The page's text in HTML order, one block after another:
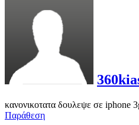
κανονικοτατα δουλεψε σε iphone
Παράθεση